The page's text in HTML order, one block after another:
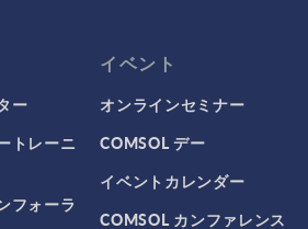
ー
トレーニ
フォーラ
イベント
オンラインセミナー
COMSOL デー
イベントカレンダー
COMSOL カンファレンス